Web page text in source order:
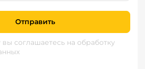
Отправить
соглашаетесь на обработку